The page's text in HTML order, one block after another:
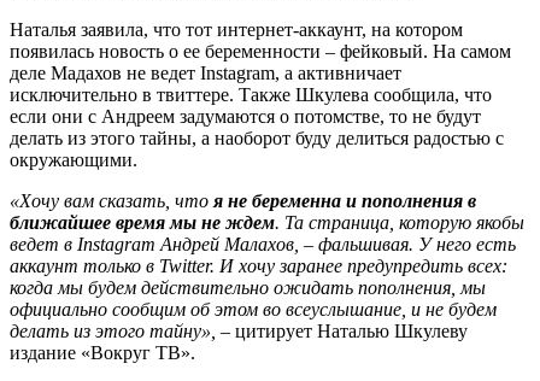
Наталья заявила, что тот интернет-аккаунт, на котором
появилась новость о ее беременности – фейковый. На самом
деле Мадахов не ведет Instagram, а активничает
исключительно в твиттере. Также Шкулева сообщила, что
если они с Андреем задумаются о потомстве, то не будут
делать из этого тайны, а наоборот буду делиться радостью с
окружающими.
«Хочу вам сказать, что я не беременна и пополнения в
ближайшее время мы не ждем. Та страница, которую якобы
ведет в Instagram Андрей Малахов, – фальшивая. У него есть
аккаунт только в Twitter. И хочу заранее предупредить всех:
когда мы будем действительно ожидать пополнения, мы
официально сообщим об этом во всеуслышание, и не будем
делать из этого тайну», – цитирует Наталью Шкулеву
издание «Вокруг ТВ».